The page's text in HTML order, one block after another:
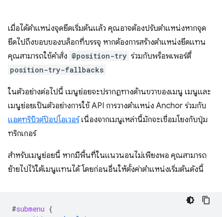
เมื่อได้ตำแหน่งจุดยึดเริ่มต้นแล้ว คุณอาจต้องปรับตำแหน่งหากจุด
ยึดไปถึงขอบของบล็อกที่บรรจุ หากต้องการสร้างตำแหน่งยึดแทน
คุณสามารถใช้คำสั่ง @position-try ร่วมกับพร็อพเพอร์ตี้
position-try-fallbacks
ในตัวอย่างต่อไปนี้ เมนูย่อยจะปรากฏทางด้านขวาของเมนู เมนูและ
เมนูย่อยเป็นตัวอย่างการใช้ API การวางตำแหน่ง Anchor ร่วมกับ
แอตทริบิวต์ป๊อปโอเวอร์เนื่องจากเมนูเหล่านี้มักจะเชื่อมโยงกับปุ่ม
ทริกเกอร์
สำหรับเมนูย่อยนี้ หากมีพื้นที่ในแนวนอนไม่เพียงพอ คุณสามารถ
ย้ายไปไว้ใต้เมนูแทนได้ โดยก่อนอื่นให้ตั้งค่าตำแหน่งเริ่มต้นดังนี้
#submenu {